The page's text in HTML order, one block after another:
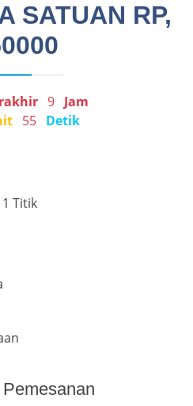
SATUAN RP,
9 Jam
55 Detik
Titik